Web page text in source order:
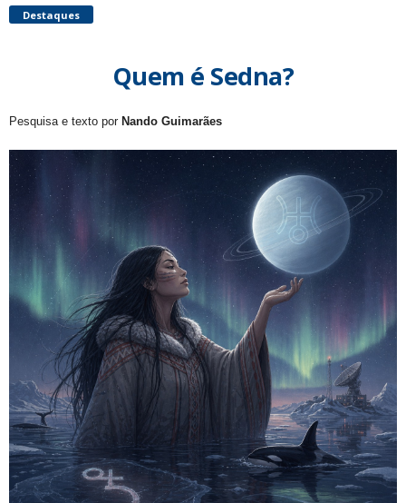
Destaques
Quem é Sedna?
Pesquisa e texto por Nando Guimarães